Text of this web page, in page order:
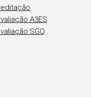
A3ES
SGQ